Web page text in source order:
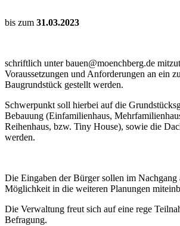
bis zum 31.03.2023
schriftlich unter bauen@moenchberg.de
Voraussetzungen und Anforderungen an ein
Baugrundstück gestellt werden.
Schwerpunkt soll hierbei auf die
Bebauung (Einfamilienhaus,
Reihenhaus, bzw. Tiny House), sowie die
werden.
Die Eingaben der Bürger sollen im Nachgang
Möglichkeit in die weiteren Planungen
Die Verwaltung freut sich auf eine rege
Befragung.